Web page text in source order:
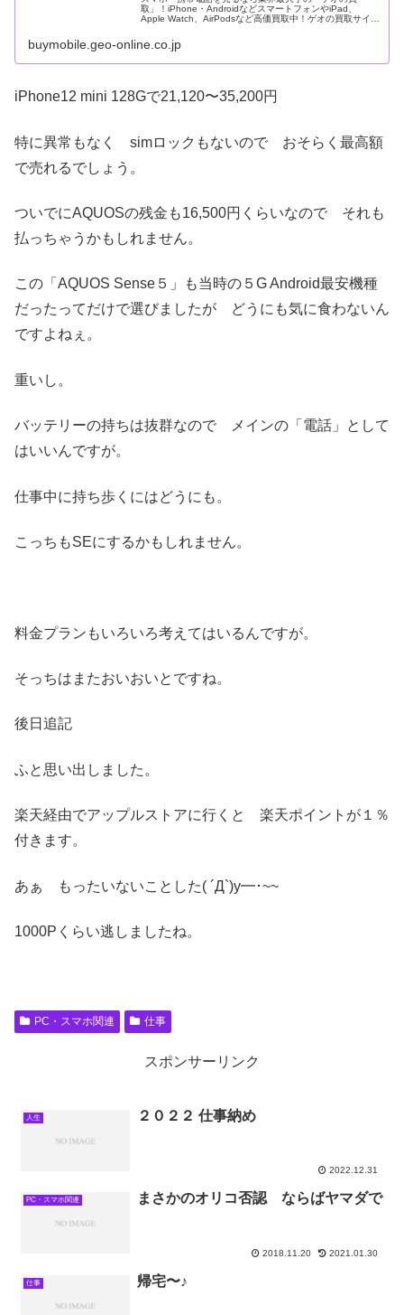
取」！iPhone・AndroidなどスマートフォンやiPad、
Apple Watch、AirPodsなど高価買取中！ゲオの買取サイト
buymobile.geo-online.co.jp
iPhone12 mini 128Gで21,120〜35,200円
特に異常もなく simロックもないので おそらく最高額
で売れるでしょう。
ついでにAQUOSの残金も16,500円くらいなので それも
払っちゃうかもしれません。
この「AQUOS Sense５」も当時の５G Android最安機種
だったってだけで選びましたが どうにも気に食わないん
ですよねぇ。
重いし。
バッテリーの持ちは抜群なので メインの「電話」として
はいいんですが。
仕事中に持ち歩くにはどうにも。
こっちもSEにするかもしれません。
料金プランもいろいろ考えてはいるんですが。
そっちはまたおいおいとですね。
後日追記
ふと思い出しました。
楽天経由でアップルストアに行くと 楽天ポイントが１％
付きます。
あぁ もったいないことした( ´Д`)y━･~~
1000Pくらい逃しましたね。
PC・スマホ関連 仕事
スポンサーリンク
人生 ２０２２ 仕事納め
2022.12.31
PC・スマホ関連 まさかのオリコ否認 ならばヤマダで
2018.11.20 2021.01.30
仕事 帰宅〜♪